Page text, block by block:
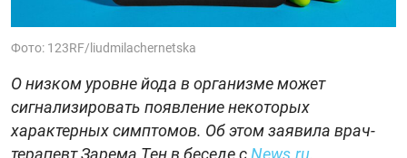
Фото: 123RF/liudmilachernetska
О низком уровне йода в организме может
сигнализировать появление некоторых
характерных симптомов. Об этом заявила врач-
терапевт Зарема Тен в беседе сNews.ru.